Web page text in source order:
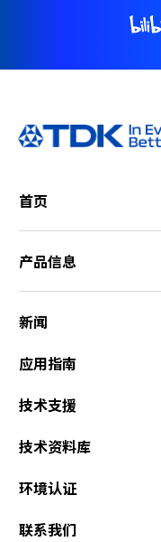
首页
产品信息
新闻
应用指南
技术支援
技术资料库
环境认证
联系我们